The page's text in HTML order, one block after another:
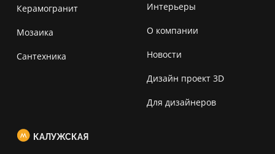
Керамогранит
Мозаика
Сантехника
Интерьеры
О компании
Новости
Дизайн проект 3D
Для дизайнеров
КАЛУЖСКАЯ